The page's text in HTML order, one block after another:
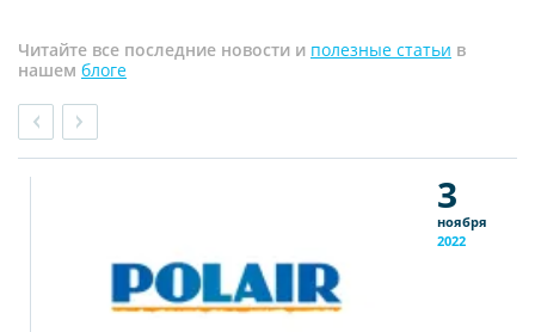
Читайте все последние новости и полезные статьи в
нашем блоге
3
ноября
2022